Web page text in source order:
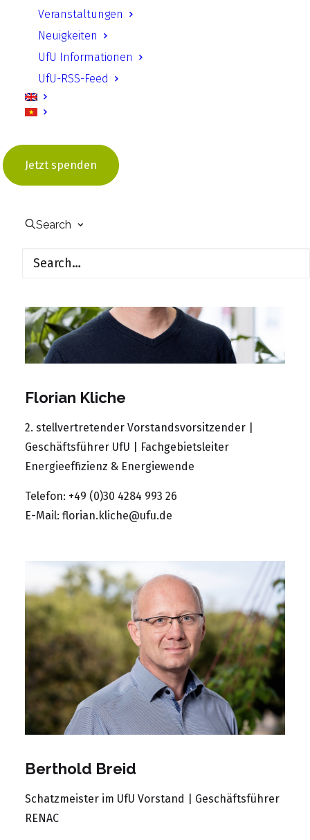
Veranstaltungen
Neuigkeiten
UfU Informationen
UfU-RSS-Feed
Jetzt spenden
Search
Dr. Michael Zschiesche
1. stellvertretender Vorstandsvorsitzender |
Geschäftsführer UfU | Fachgebietsleiter
Umweltrecht & Partizipation
E-Mail:michael.zschiesche@ufu.de
Florian Kliche
2. stellvertretender Vorstandsvorsitzender |
Geschäftsführer UfU | Fachgebietsleiter
Energieeffizienz & Energiewende
Telefon: +49 (0)30 4284 993 26
E-Mail: florian.kliche@ufu.de
Berthold Breid
Schatzmeister im UfU Vorstand | Geschäftsführer
RENAC